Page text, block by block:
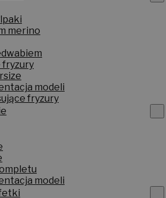
merino
modeli
fryzury
modeli